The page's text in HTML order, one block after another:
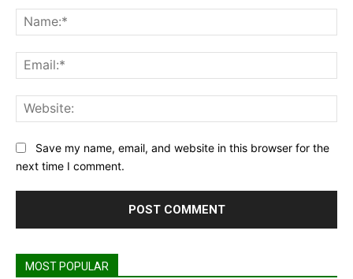
Save my name, email, and website in this browser for the
next time I comment.
MOST POPULAR